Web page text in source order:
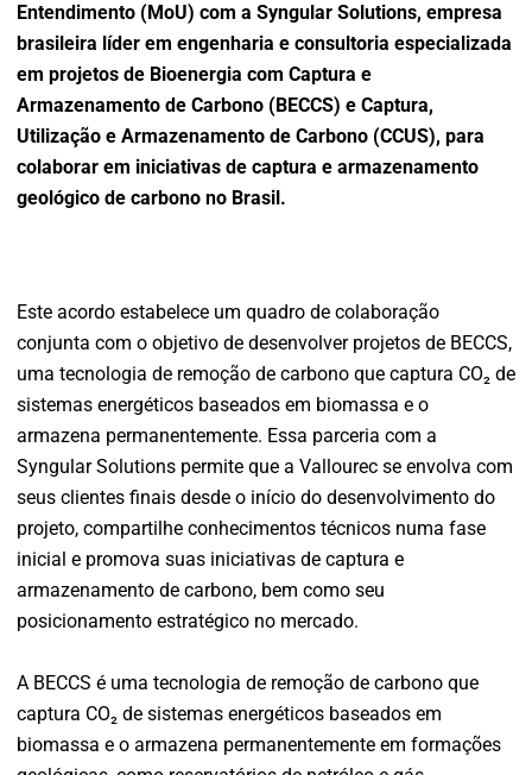
Entendimento (MoU) com a Syngular Solutions, empresa
brasileira líder em engenharia e consultoria especializada
em projetos de Bioenergia com Captura e
Armazenamento de Carbono (BECCS) e Captura,
Utilização e Armazenamento de Carbono (CCUS), para
colaborar em iniciativas de captura e armazenamento
geológico de carbono no Brasil.
Este acordo estabelece um quadro de colaboração
conjunta com o objetivo de desenvolver projetos de BECCS,
uma tecnologia de remoção de carbono que captura CO₂ de
sistemas energéticos baseados em biomassa e o
armazena permanentemente. Essa parceria com a
Syngular Solutions permite que a Vallourec se envolva com
seus clientes finais desde o início do desenvolvimento do
projeto, compartilhe conhecimentos técnicos numa fase
inicial e promova suas iniciativas de captura e
armazenamento de carbono, bem como seu
posicionamento estratégico no mercado.
A BECCS é uma tecnologia de remoção de carbono que
captura CO₂ de sistemas energéticos baseados em
biomassa e o armazena permanentemente em formações